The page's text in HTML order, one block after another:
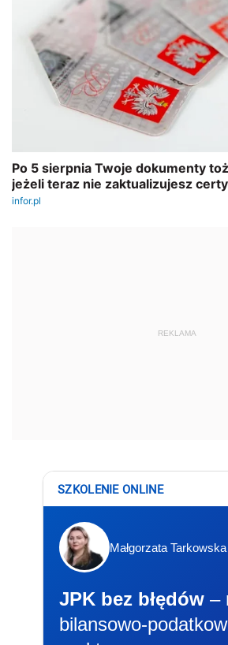
REKLAMA
SZKOLENIE ONLINE
Małgorzata Tarkowska
JPK bez błędów –
bilansowo-